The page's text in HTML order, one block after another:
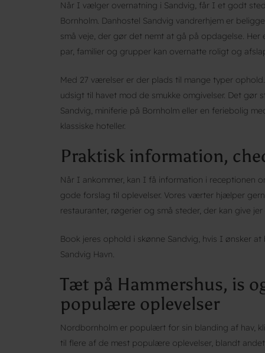
Når I vælger overnatning i Sandvig, får I et godt
Bornholm. Danhostel Sandvig vandrerhjem er
små veje, der gør det nemt at gå på opdagelse.
par, familier og grupper kan overnatte roligt og
Med 27 værelser er der plads til mange typer
udsigt til havet mod de smukke omgivelser. Det
Sandvig, miniferie på Bornholm eller en feriebolig
klassiske hoteller.
Praktisk information,
Når I ankommer, kan I få information i receptionen
gode forslag til oplevelser. Vores værter hjælper
restauranter, røgerier og små steder, der kan give
Book jeres ophold i skønne Sandvig, hvis I ønsker
Sandvig Havn.
Tæt på Hammershus, is
populære oplevelser
Nordbornholm er populært for sin blanding af hav,
til flere af de mest populære oplevelser, blandt